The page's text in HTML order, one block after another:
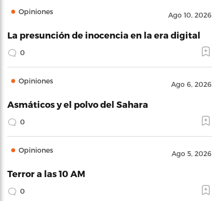
Opiniones Ago 10, 2026
La presunción de inocencia en la era digital
0
Opiniones Ago 6, 2026
Asmáticos y el polvo del Sahara
0
Opiniones Ago 5, 2026
Terror a las 10 AM
0